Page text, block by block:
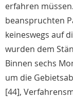
erfahren
beanspruchten
keineswegs auf
wurden dem
Binnen sechs
um die
[44],